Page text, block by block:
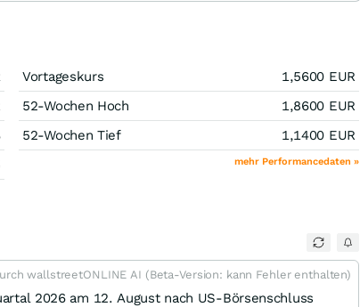
Vortageskurs 1,5600 EUR
52-Wochen Hoch
1,8600 EUR
52-Wochen Tief
1,1400 EUR
mehr Performancedaten »
wallstreetONLINE AI (Beta-Version: kann Fehler enthalten)
2026 am 12. August nach US-Börsenschluss